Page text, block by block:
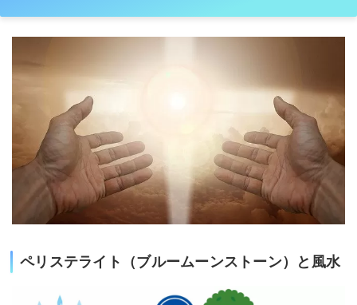
ペリステライト（ブルームーンストーン）と風水